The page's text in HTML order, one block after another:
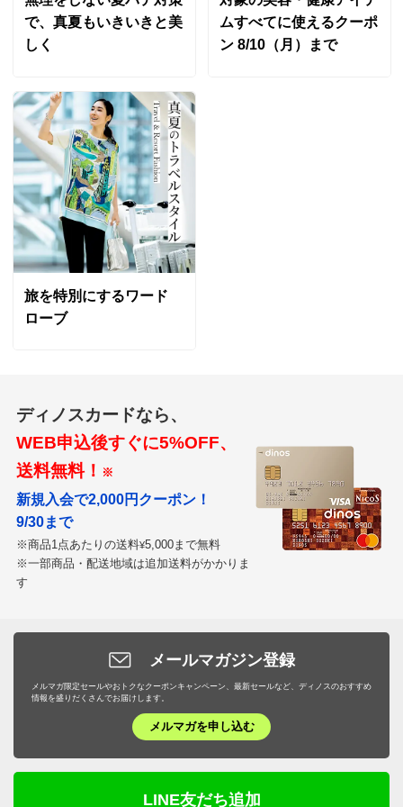
で、真夏もいきいきと美
しく
ムすべてに使えるクーポ
ン 8/10（月）まで
旅を特別にするワード
ローブ
ディノスカードなら、
WEB申込後すぐに5%OFF、
送料無料！ ※
新規入会で2,000円クーポン！
9/30まで
※商品1点あたりの送料¥5,000まで無料
※一部商品・配送地域は追加送料がかかりま
す
メールマガジン登録
メルマガ限定セールやおトクなクーポンキャンペーン、最新セールなど、ディノスのおすすめ
情報を盛りだくさんでお届けします。
メルマガを申し込む
LINE友だち追加